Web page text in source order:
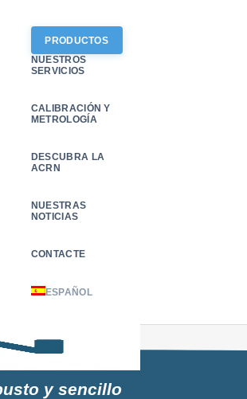
PRODUCTOS
NUESTROS
SERVICIOS
CALIBRACIÓN Y
METROLOGÍA
DESCUBRA LA
ACRN
NUESTRAS
NOTICIAS
CONTACTE
ESPAÑOL
y sencillo